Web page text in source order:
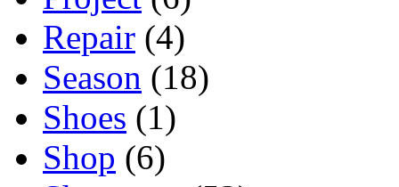
Repair (4)
Season (18)
Shoes (1)
Shop (6)